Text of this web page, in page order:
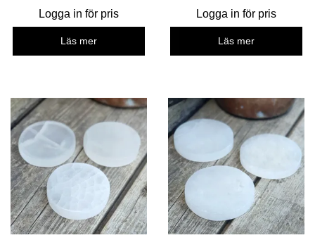
Logga in för pris
Läs mer
Logga in för pris
Läs mer